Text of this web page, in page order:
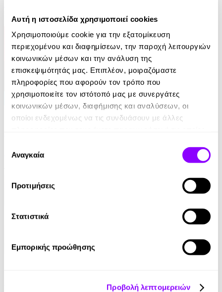
Αυτή η ιστοσελίδα χρησιμοποιεί cookies
Χρησιμοποιούμε cookie για την εξατομίκευση
περιεχομένου και διαφημίσεων, την παροχή λειτουργιών
κοινωνικών μέσων και την ανάλυση της
επισκεψιμότητάς μας. Επιπλέον, μοιραζόμαστε
πληροφορίες που αφορούν τον τρόπο που
χρησιμοποιείτε τον ιστότοπό μας με συνεργάτες
κοινωνικών μέσων, διαφήμισης και αναλύσεων, οι
οποίοι ενδεχομένως να τις συνδυάσουν με άλλες
των υπηρεσιών τους.
συγκατάθεσης
Αναγκαία
Προτιμήσεις
Στατιστικά
Εμπορικής προώθησης
Προβολή λεπτομερειών
9.99€
Μαίρη Κόντζογλου